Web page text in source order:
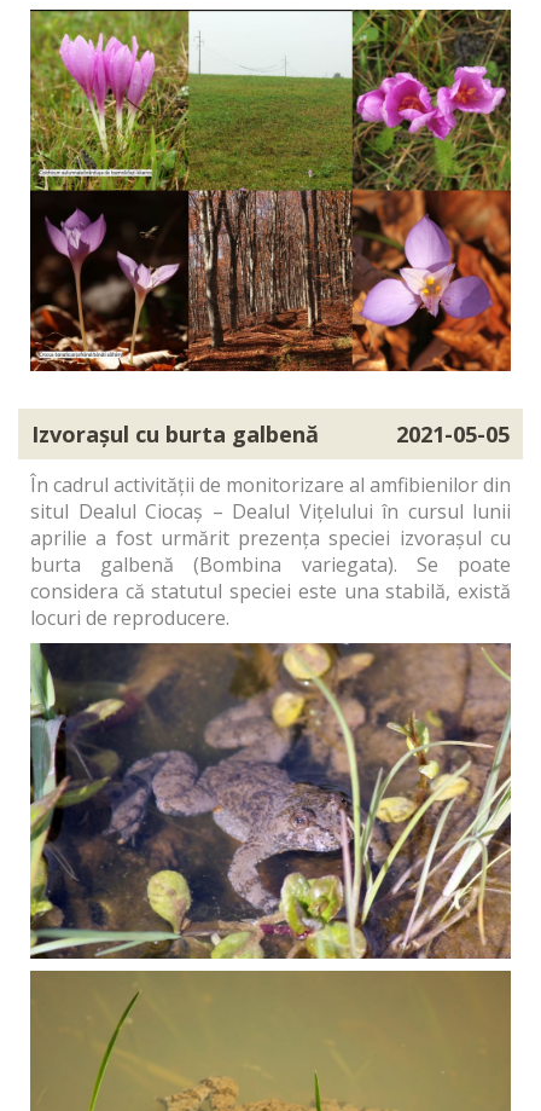
Izvorașul cu burta galbenă 2021-05-05
În cadrul activității de monitorizare al amfibienilor din
situl Dealul Ciocaș – Dealul Vițelului în cursul lunii
aprilie a fost urmărit prezența speciei izvorașul cu
burta galbenă (Bombina variegata). Se poate
considera că statutul speciei este una stabilă, există
locuri de reproducere.